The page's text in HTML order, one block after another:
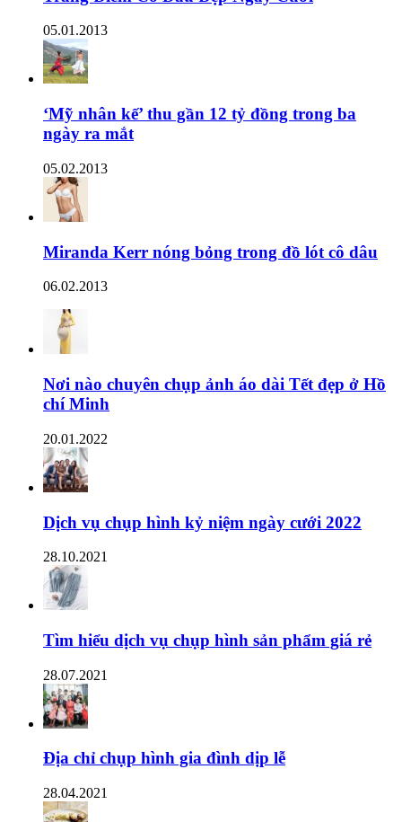
05.01.2013
‘Mỹ nhân kế’ thu gần 12 tỷ đồng trong ba
ngày ra mắt
05.02.2013
Miranda Kerr nóng bỏng trong đồ lót cô dâu
06.02.2013
Nơi nào chuyên chụp ảnh áo dài Tết đẹp ở Hồ
chí Minh
20.01.2022
Dịch vụ chụp hình kỷ niệm ngày cưới 2022
28.10.2021
Tìm hiểu dịch vụ chụp hình sản phẩm giá rẻ
28.07.2021
Địa chỉ chụp hình gia đình dịp lễ
28.04.2021